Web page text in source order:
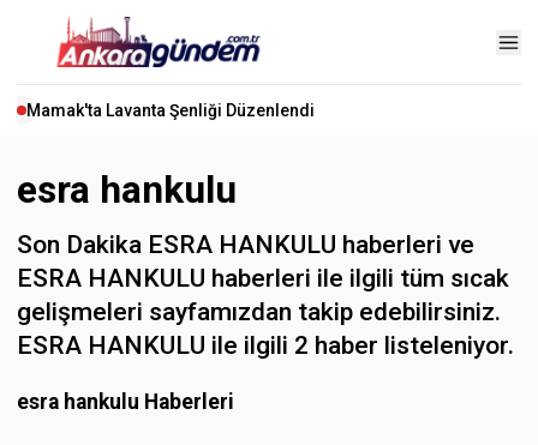
Mamak'ta Lavanta Şenliği Düzenlendi
esra hankulu
Son Dakika ESRA HANKULU haberleri ve
ESRA HANKULU haberleri ile ilgili tüm sıcak
gelişmeleri sayfamızdan takip edebilirsiniz.
ESRA HANKULU ile ilgili 2 haber listeleniyor.
esra hankulu Haberleri